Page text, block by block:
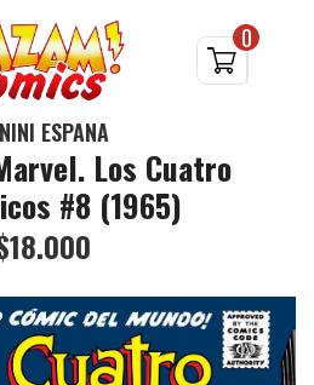
0
ESPAÑA
Los Cuatro
#8 (1965)